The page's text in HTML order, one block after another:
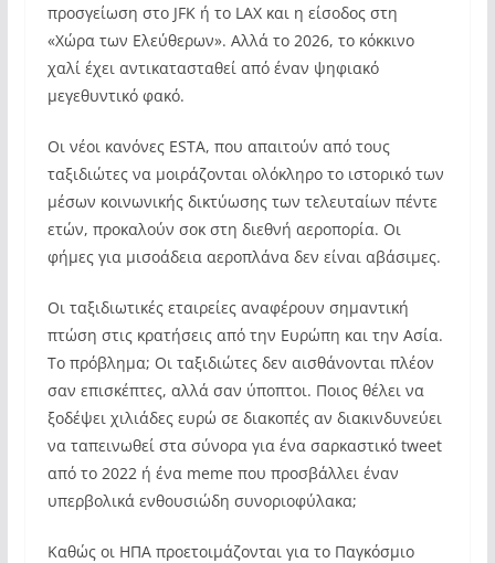
προσγείωση στο JFK ή το LAX και η είσοδος στη
«Χώρα των Ελεύθερων». Αλλά το 2026, το κόκκινο
χαλί έχει αντικατασταθεί από έναν ψηφιακό
μεγεθυντικό φακό.
Οι νέοι κανόνες ESTA, που απαιτούν από τους
ταξιδιώτες να μοιράζονται ολόκληρο το ιστορικό των
μέσων κοινωνικής δικτύωσης των τελευταίων πέντε
ετών, προκαλούν σοκ στη διεθνή αεροπορία. Οι
φήμες για μισοάδεια αεροπλάνα δεν είναι αβάσιμες.
Οι ταξιδιωτικές εταιρείες αναφέρουν σημαντική
πτώση στις κρατήσεις από την Ευρώπη και την Ασία.
Το πρόβλημα; Οι ταξιδιώτες δεν αισθάνονται πλέον
σαν επισκέπτες, αλλά σαν ύποπτοι. Ποιος θέλει να
ξοδέψει χιλιάδες ευρώ σε διακοπές αν διακινδυνεύει
να ταπεινωθεί στα σύνορα για ένα σαρκαστικό tweet
από το 2022 ή ένα meme που προσβάλλει έναν
υπερβολικά ενθουσιώδη συνοριοφύλακα;
Καθώς οι ΗΠΑ προετοιμάζονται για το Παγκόσμιο